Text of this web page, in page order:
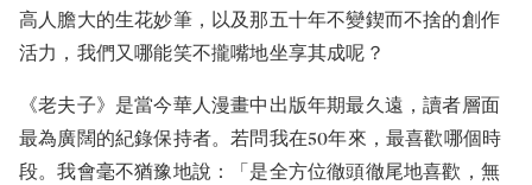
高人膽大的生花妙筆，以及那五十年不變鍥而不捨的創作
活力，我們又哪能笑不攏嘴地坐享其成呢？
《老夫子》是當今華人漫畫中出版年期最久遠，讀者層面
最為廣闊的紀錄保持者。若問我在50年來，最喜歡哪個時
段。我會毫不猶豫地說：「是全方位徹頭徹尾地喜歡，無